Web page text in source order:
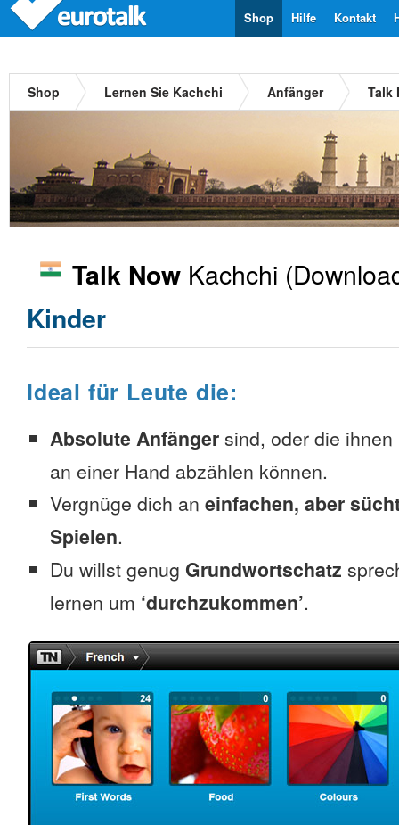
Kontakt
Hilfe
Shop
Shop Lernen Sie Kachchi Anfänger Talk
Talk Now Kachchi
Kinder
Ideal für Leute die:
Absolute Anfänger sind, oder die
an einer Hand abzählen können.
Vergnüge dich an einfachen, aber
Spielen.
Du willst genug Grundwortschatz
lernen um ‘durchzukommen’.